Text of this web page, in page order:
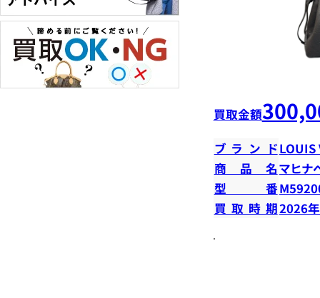
買取金額
ブランドLOUIS
商品名マヒナ
型番
買取時期2026